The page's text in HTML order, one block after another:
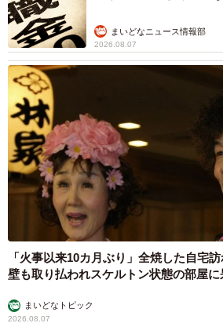
まいどなニュース情報部
2026.08.07
「火事以来10カ月ぶり」全焼した自宅
壁も取り払われスケルトン状態の部屋に
まいどなトピック
2026.08.07